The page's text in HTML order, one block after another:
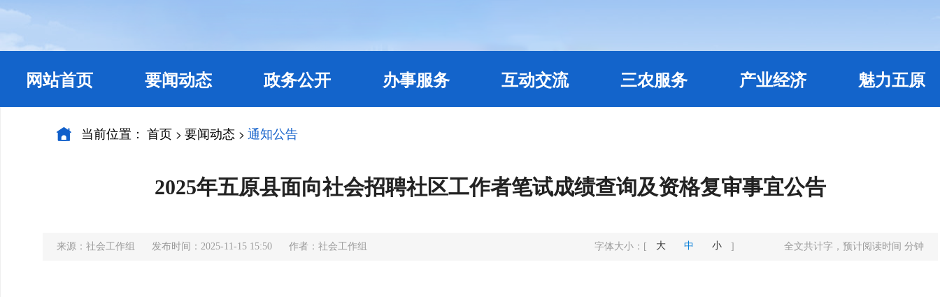
网站首页 要闻动态 政务公开 办事服务 互动交流 三农服务 产业经济 魅力五原
当前位置： 首页 > 要闻动态 > 通知公告
2025年五原县面向社会招聘社区工作者笔试成绩查询及资格复审事宜公告
来源：社会工作组 发布时间：2025-11-15 15:50 作者：社会工作组 字体大小： [ 大 中 小 ] 全文共计字，预计阅读时间 分钟